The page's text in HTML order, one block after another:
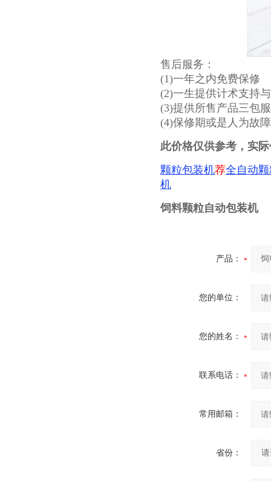
售后服务：
(1)一年之内免费保修
(2)一生提供计术支持
(3)提供所售产品三包
(4)保修期或是人为故
此价格仅供参考，实
颗粒包装机荐全自动
机
饲料颗粒自动包装机
产品：
您的单位：
您的姓名：
联系电话：
常用邮箱：
省份：